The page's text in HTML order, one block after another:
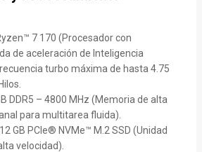
7 170 (Procesador con
de aceleración de Inteligencia
turbo máxima de hasta 4.75
DDR5 – 4800 MHz (Memoria de alta
para multitarea fluida).
GB PCIe® NVMe™ M.2 SSD (Unidad
velocidad).